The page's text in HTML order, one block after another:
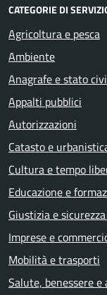
CATEGORIE DI
Agricoltura e pesca
Ambiente
Anagrafe e stato
Appalti pubblici
Autorizzazioni
Catasto e
Cultura e tempo
Educazione e
Giustizia e
Imprese e
Mobilità e trasporti
Salute, benessere e